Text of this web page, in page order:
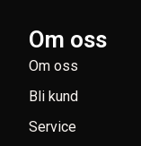
Om oss
Om oss
Bli kund
Service